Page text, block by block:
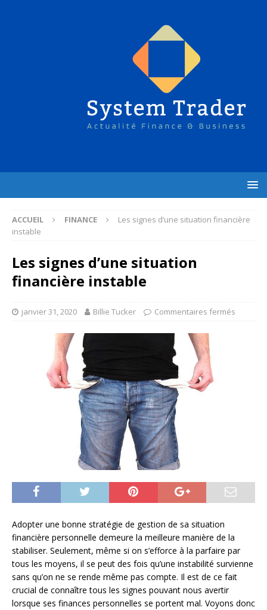
ACCUEIL FINANCE
Les signes d’une situation financière
instable
Les signes d’une situation
financière instable
janvier 31, 2020 Billie Tucker Commentaires fermés
Adopter une bonne stratégie de gestion de sa situation
financière personnelle demeure la meilleure manière de la
stabiliser. Seulement, même si on s’efforce à la parfaire par
tous les moyens, il se peut des fois qu’une instabilité survienne
sans qu’on ne se rende même pas compte. Il est de ce fait
crucial de connaître tous les signes pouvant nous avertir
lorsque ses finances personnelles se portent mal. Voyons donc